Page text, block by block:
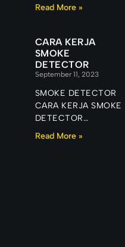
Read More »
CARA KERJA
SMOKE
DETECTOR
September 11, 2023
SMOKE DETECTOR
CARA KERJA SMOKE
DETECTOR
Kebakaran merupakan
Read More »